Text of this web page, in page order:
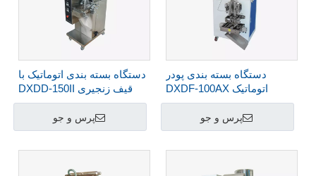
دستگاه بسته بندی پودر
اتوماتیک DXDF-100AX
پرس و جو
دستگاه بسته بندی اتوماتیک با
قیف زنجیری DXDD-150II
پرس و جو